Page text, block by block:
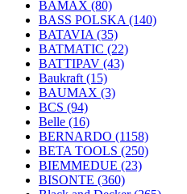
BAMAX (80)
BASS POLSKA (140)
BATAVIA (35)
BATMATIC (22)
BATTIPAV (43)
Baukraft (15)
BAUMAX (3)
BCS (94)
Belle (16)
BERNARDO (1158)
BETA TOOLS (250)
BIEMMEDUE (23)
BISONTE (360)